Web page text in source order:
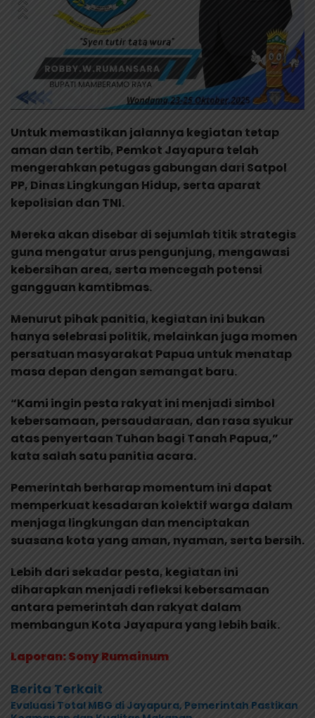
Untuk memastikan jalannya kegiatan tetap
aman dan tertib, Pemkot Jayapura telah
mengerahkan petugas gabungan dari Satpol
PP, Dinas Lingkungan Hidup, serta aparat
kepolisian dan TNI.
Mereka akan disebar di sejumlah titik strategis
guna mengatur arus pengunjung, mengawasi
kebersihan area, serta mencegah potensi
gangguan kamtibmas.
Menurut pihak panitia, kegiatan ini bukan
hanya selebrasi politik, melainkan juga momen
persatuan masyarakat Papua untuk menatap
masa depan dengan semangat baru.
“Kami ingin pesta rakyat ini menjadi simbol
kebersamaan, persaudaraan, dan rasa syukur
atas penyertaan Tuhan bagi Tanah Papua,”
kata salah satu panitia acara.
Pemerintah berharap momentum ini dapat
memperkuat kesadaran kolektif warga dalam
menjaga lingkungan dan menciptakan
suasana kota yang aman, nyaman, serta bersih.
Lebih dari sekadar pesta, kegiatan ini
diharapkan menjadi refleksi kebersamaan
antara pemerintah dan rakyat dalam
membangun Kota Jayapura yang lebih baik.
Laporan: Sony Rumainum
Berita Terkait
Evaluasi Total MBG di Jayapura, Pemerintah Pastikan